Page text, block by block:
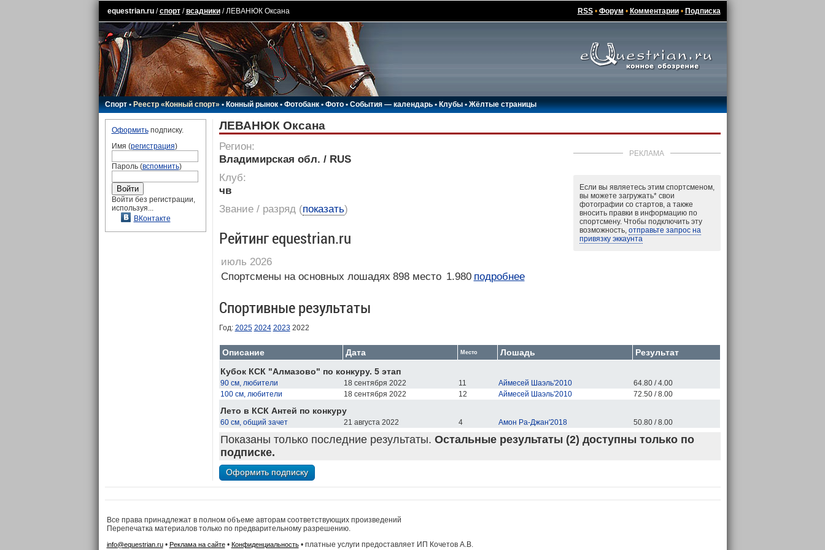
equestrian.ru/спорт/всадники/ ЛЕВАНЮК Оксана RSS• Форум • Комментарии• Подписка
Спорт•Реестр «Конный спорт»•Конный рынок•Фотобанк •Фото•События — календарь•Клубы •Жёлтые страницы
Оформитьподписку.
Имя (регистрация)
Пароль (вспомнить)
Войти без регистрации,
используя...
ВКонтакте
ЛЕВАНЮК Оксана
РЕКЛАМА
Если вы являетесь этим спортсменом,
вы можете загружать*свои
фотографии со стартов, а также
вносить правки в информацию по
спортсмену. Чтобы подключить эту
возможность, отправьте запрос на
привязку эккаунта
Регион:
Владимирская обл. / RUS
Клуб:
чв
Звание / разряд(показать)
Рейтинг equestrian.ru
июль 2026
Спортсмены на основных лошадях 898 место 1.980 подробнее
Спортивные результаты
Год: 2025 2024 20232022
Описание Дата Место Лошадь
Результат
Кубок КСК "Алмазово" по конкуру. 5 этап
90 см, любители 18 сентября 2022 11 Аймесей Шаэль'2010
64.80 / 4.00
100 см, любители
18 сентября 2022 12 Аймесей Шаэль'2010 72.50 / 8.00
Лето в КСК Антей по конкуру
60 см, общий зачет 21 августа 2022 4 Амон Ра-Джан'2018 50.80 / 8.00
Показаны только последние результаты. Остальные результаты (2) доступны только по
подписке.
Все права принадлежат в полном объеме авторам соответствующих произведений
Перепечатка материалов только по предварительному разрешению.
info@equestrian.ru• Реклама на сайте• Конфиденциальность• платные услуги предоставляет ИП Кочетов А.В.